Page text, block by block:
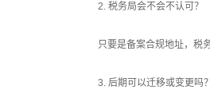
2. 税务局会不会不认可？
只要是备案合规地址，税
3. 后期可以迁移或变更吗？